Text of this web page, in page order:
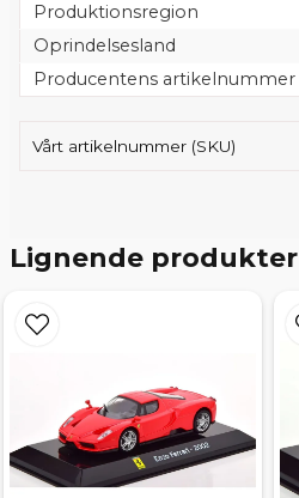
Produktionsregion
Oprindelsesland
Producentens artikelnummer
Vårt artikelnummer (SKU)
Lignende produkter